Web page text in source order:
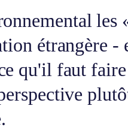
les
étrangère
qu'il faut